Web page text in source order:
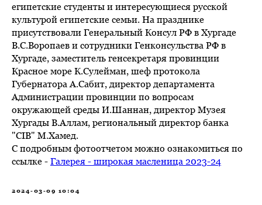
египетские студенты и интересующиеся русской
культурой египетские семьи. На празднике
присутствовали Генеральный Консул РФ в Хургаде
В.С.Воропаев и сотрудники Генконсульства РФ в
Хургаде, заместитель генсекретаря провинции
Красное море К.Сулейман, шеф протокола
Губернатора А.Сабит, директор департамента
Администрации провинции по вопросам
окружающей среды И.Шаннан, директор Музея
Хургады В.Аллам, региональный директор банка
"CIB" М.Хамед.
С подробным фотоотчетом можно ознакомиться по
ссылке - Галерея - широкая масленица 2023-24
2024-03-09 10:04